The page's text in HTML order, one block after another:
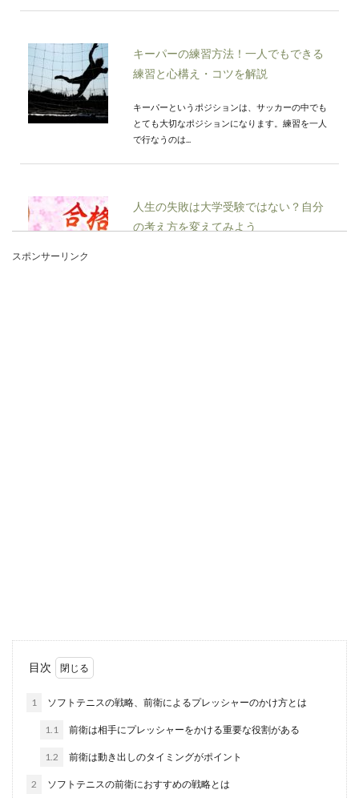
キーパーの練習方法！一人でもできる
練習と心構え・コツを解説
キーパーというポジションは、サッカーの中でも
とても大切なポジションになります。練習を一人
で行なうのは...
人生の失敗は大学受験ではない？自分
の考え方を変えてみよう
る資格をすべて書きたいものですよね。でも、何
級か...
スポンサーリンク
目次
1 ソフトテニスの戦略、前衛によるプレッシャーのかけ方とは
1.1 前衛は相手にプレッシャーをかける重要な役割がある
1.2 前衛は動き出しのタイミングがポイント
2 ソフトテニスの前衛におすすめの戦略とは